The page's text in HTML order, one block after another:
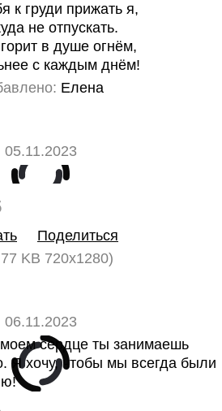
к груди прижать я,
не отпускать.
в душе огнём,
с каждым днём!
Елена
05.11.2023
Поделиться
KB 720x1280)
06.11.2023